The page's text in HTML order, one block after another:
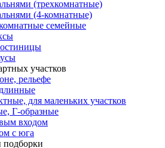
(трехкомнатные)
(4-комнатные)
семейные
участков
рельефе
для маленьких участков
Г-образные
входом
с юга
подборки